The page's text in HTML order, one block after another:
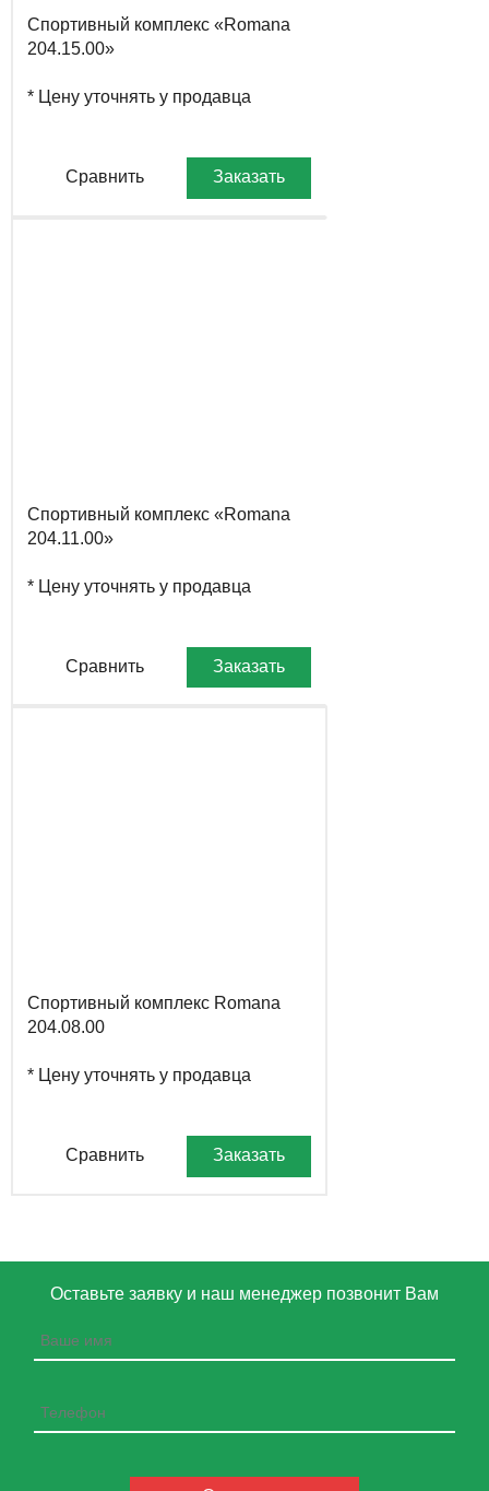
Спортивный комплекс «Romana
204.15.00»
* Цену уточнять у продавца
Сравнить Заказать
Спортивный комплекс «Romana
204.11.00»
* Цену уточнять у продавца
Сравнить Заказать
Спортивный комплекс Romana
204.08.00
* Цену уточнять у продавца
Сравнить Заказать
Оставьте заявку и наш менеджер позвонит Вам